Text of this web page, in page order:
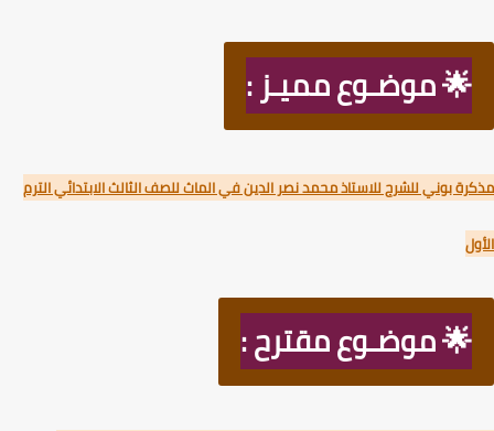
🌟 موضـوع مميـز :
بوني للشرح للاستاذ محمد نصر الدين في الماث للصف الثالث الابتدائي الترم
🌟 موضـوع مقترح :